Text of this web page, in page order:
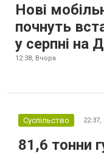
Нові
почнуть
у серпні на
12:38, Вчора
Суспільство 22:37,
81,6 тонни